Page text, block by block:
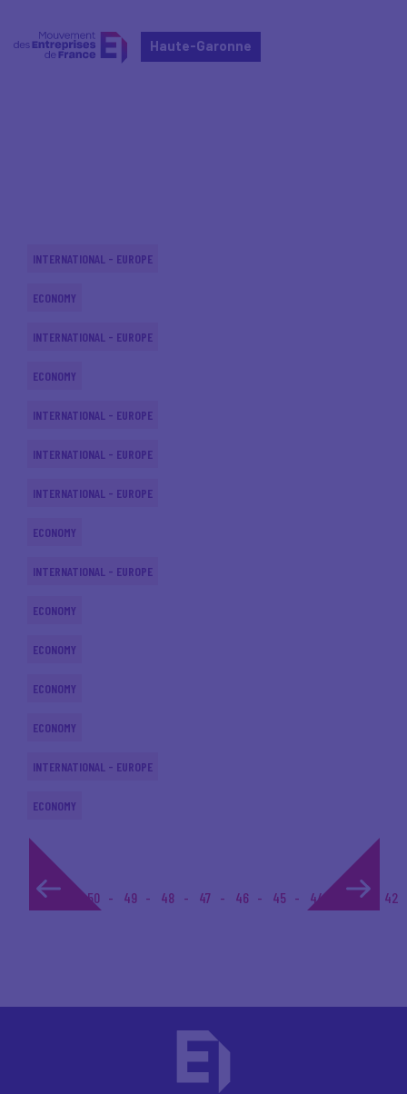
Haute-Garonne
INTERNATIONAL - EUROPE
ECONOMY
INTERNATIONAL - EUROPE
ECONOMY
INTERNATIONAL - EUROPE
INTERNATIONAL - EUROPE
INTERNATIONAL - EUROPE
ECONOMY
INTERNATIONAL - EUROPE
ECONOMY
ECONOMY
ECONOMY
ECONOMY
INTERNATIONAL - EUROPE
ECONOMY
1... 50 49 48 47 46 45 44 43 42